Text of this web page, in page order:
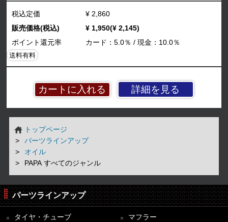
詳細を見る
税込定価
¥ 2,860
販売価格(税込)
¥ 1,950(¥ 2,145)
ポイント還元率
カード：5.0％ / 現金：10.0％
送料有料
トップページ
パーツラインアップ
オイル
PAPA すべてのジャンル
パーツラインアップ
タイヤ・チューブ マフラー